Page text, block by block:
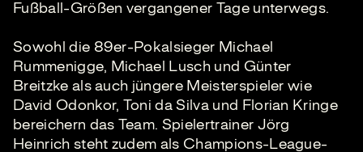
Fußball-Größen vergangener Tage unterwegs.
Sowohl die 89er-Pokalsieger Michael
Rummenigge, Michael Lusch und Günter
Breitzke als auch jüngere Meisterspieler wie
David Odonkor, Toni da Silva und Florian Kringe
bereichern das Team. Spielertrainer Jörg
Heinrich steht zudem als Champions-League-